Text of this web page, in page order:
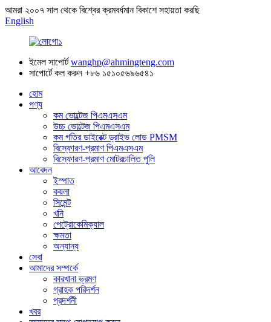
আমরা ২০০৭ সাল থেকে বিশ্বের ক্রমবর্ধমান বিকাশে সহায়তা করছি
English
ইমেল সাপোর্ট wanghp@ahmingteng.com
সাপোর্টে কল করুন +৮৬ ১৫১০৫৬৯৬৫৪১
হোম
পণ্য
কম ভোল্টেজ পিএমএসএম
উচ্চ ভোল্টেজ পিএমএসএম
কম গতির ডাইরেক্ট ড্রাইভ লোড PMSM
বিস্ফোরণ-প্রমাণ পিএমএসএম
বিস্ফোরণ-প্রমাণ মোটরচালিত পুলি
আবেদন
ইস্পাত
কয়লা
সিমেন্ট
খনি
পেট্রোকেমিক্যাল
ক্ষমতা
অন্যান্য
সেবা
আমাদের সম্পর্কে
কারখানা ভ্রমণ
গ্রাহক পরিদর্শন
প্রদর্শনী
খবর